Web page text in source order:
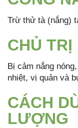
Trừ thử tà (nắng)
CHỦ TRỊ
Bị cảm nắng nóng,
nhiệt, vị quản và
CÁCH
LƯỢNG